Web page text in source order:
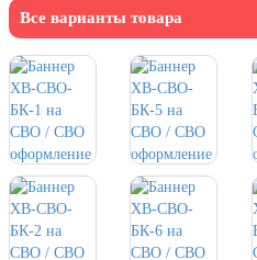
Российской Федерации
Хэллоуин
7 ноября, День проведения военного
парада на Красной площади
7 ноября, День Октябрьской
революции
Все варианты товара